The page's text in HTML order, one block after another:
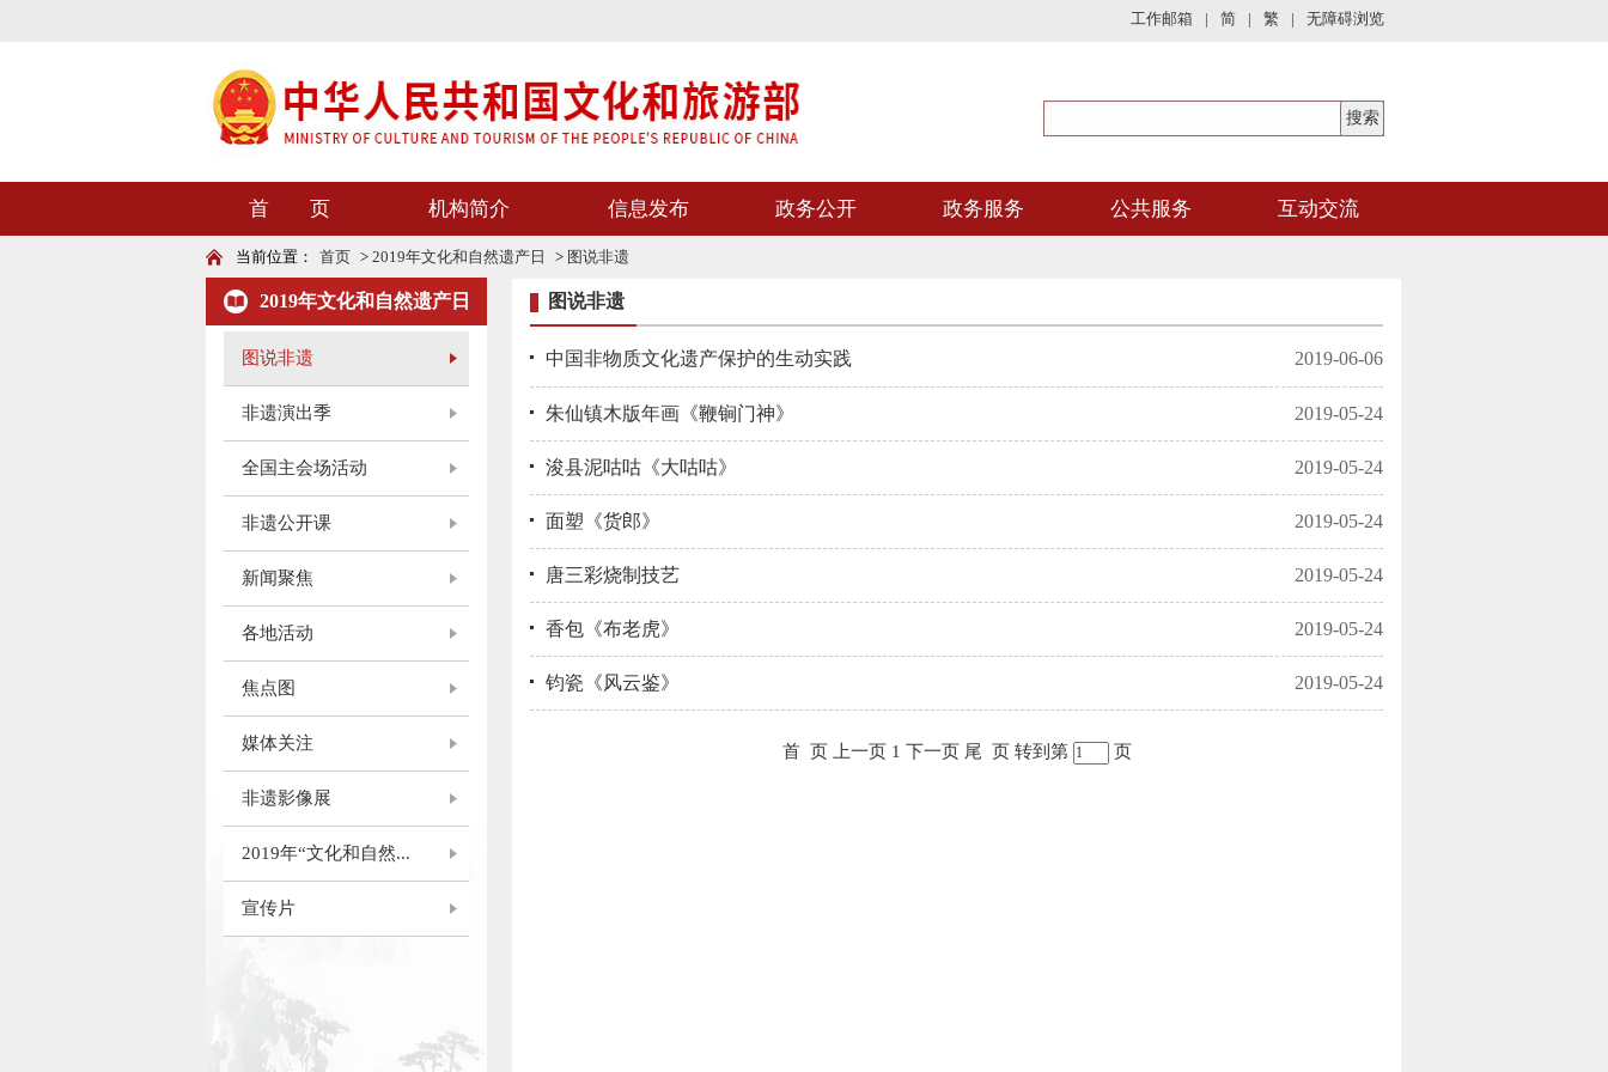
工作邮箱 | 简 | 繁 | 无障碍浏览
首 页 机构简介 信息发布 政务公开 政务服务 公共服务 互动交流
当前位置： 首页 > 2019年文化和自然遗产日 > 图说非遗
2019年文化和自然遗产日
图说非遗
非遗演出季
全国主会场活动
非遗公开课
新闻聚焦
各地活动
焦点图
媒体关注
非遗影像展
2019年“文化和自然...
宣传片
图说非遗
中国非物质文化遗产保护的生动实践 2019-06-06
朱仙镇木版年画《鞭锏门神》 2019-05-24
浚县泥咕咕《大咕咕》 2019-05-24
面塑《货郎》 2019-05-24
唐三彩烧制技艺 2019-05-24
香包《布老虎》 2019-05-24
钧瓷《风云鉴》 2019-05-24
首 页 上一页 1 下一页 尾 页 转到第 页